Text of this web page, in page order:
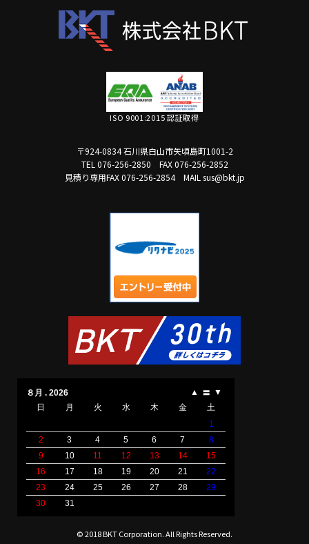
ISO 9001:2015 認証取得
〒924-0834 石川県白山市矢頃島町1001-2
TEL 076-256-2850
FAX 076-256-2852
見積り専用FAX 076-256-2854
MAIL sus@bkt.jp
© 2018 BKT Corporation. All Rights Reserved.